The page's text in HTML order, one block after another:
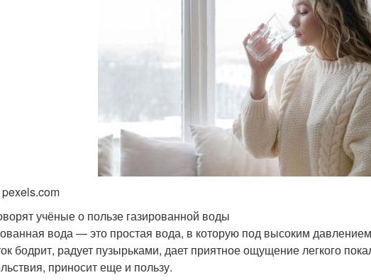
учёные о пользе газированной воды
вода — это простая вода, в которую под высоким
бодрит, радует пузырьками, дает приятное ощущение легкого
приносит еще и пользу.